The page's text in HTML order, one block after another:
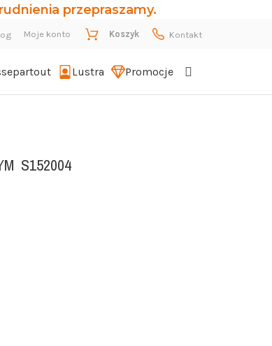
przepraszamy.
Moje konto Koszyk Kontakt
Lustra Promocje
S152004